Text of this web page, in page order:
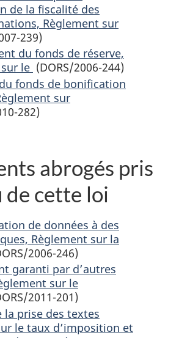
de la fiscalité des
Règlement sur
239)
du fonds de réserve,
le (DORS/2006-244)
fonds de bonification
sur
282)
abrogés pris
de cette loi
de données à des
Règlement sur la
2006-246)
garanti par d’autres
sur le
2011-201)
la prise des textes
le taux d’imposition et